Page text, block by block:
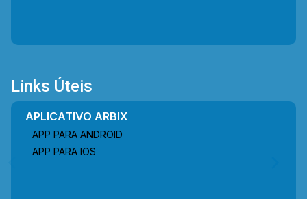
Links Úteis
APLICATIVO ARBIX
APP PARA ANDROID
APP PARA IOS